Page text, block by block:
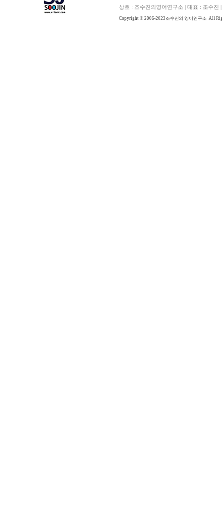
상호 : 조수진의영어연구소 | 대표 : 조수진
Copyright © 2006-2023 조수진의 영어연구소 All